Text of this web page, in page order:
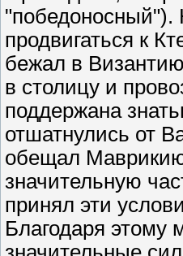
"победоносный").
продвигаться к
бежал в
в столицу и
поддержана
отшатнулись от
обещал
значительную
принял эти
Благодаря этому